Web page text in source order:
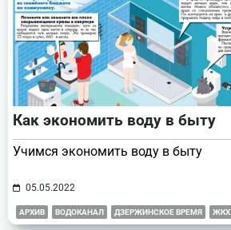
Как экономить воду в быту
Учимся экономить воду в быту
05.05.2022
АРХИВ ВОДОКАНАЛ ДЗЕРЖИНСКОЕ ВРЕМЯ ЖКХ